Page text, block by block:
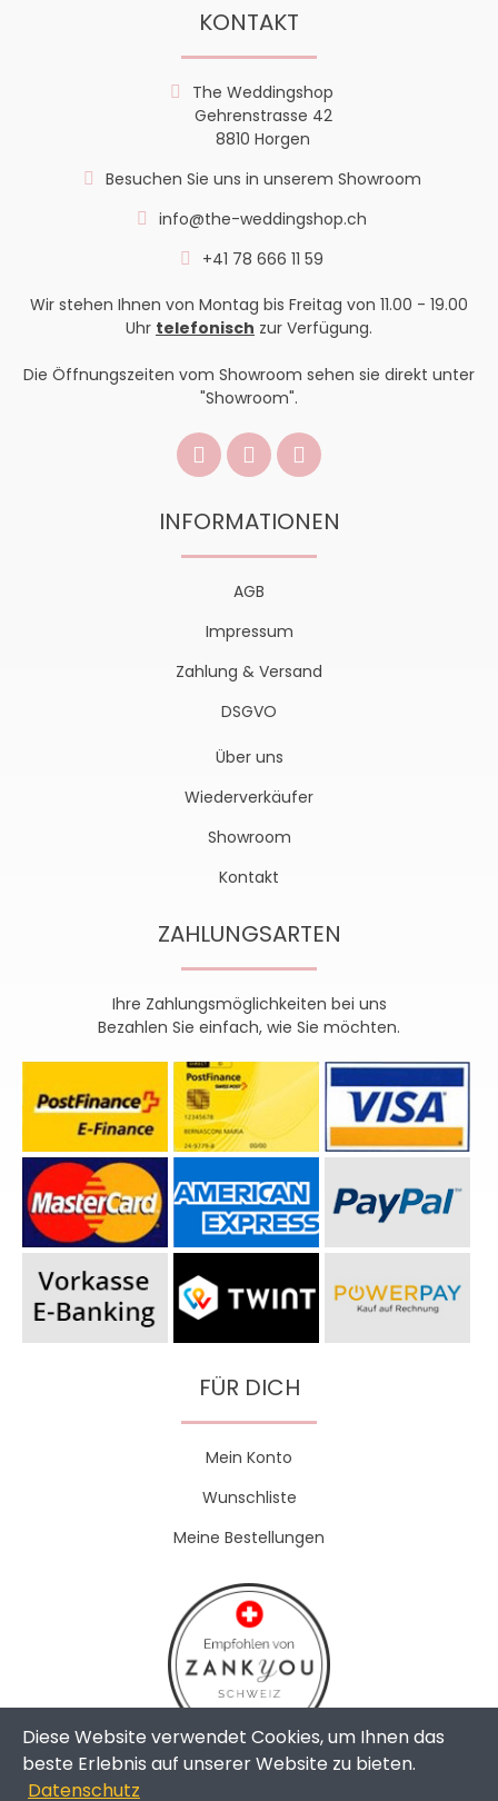
KONTAKT
The Weddingshop
Gehrenstrasse 42
8810 Horgen
Besuchen Sie uns in unserem Showroom
info@the-weddingshop.ch
+41 78 666 11 59
Wir stehen Ihnen von Montag bis Freitag von 11.00 - 19.00
Uhr telefonisch zur Verfügung.
Die Öffnungszeiten vom Showroom sehen sie direkt unter
"Showroom".
INFORMATIONEN
AGB
Impressum
Zahlung & Versand
DSGVO
Über uns
Wiederverkäufer
Showroom
Kontakt
ZAHLUNGSARTEN
Ihre Zahlungsmöglichkeiten bei uns
Bezahlen Sie einfach, wie Sie möchten.
FÜR DICH
Mein Konto
Wunschliste
Meine Bestellungen
Diese Website verwendet Cookies, um Ihnen das
beste Erlebnis auf unserer Website zu bieten.
Datenschutz